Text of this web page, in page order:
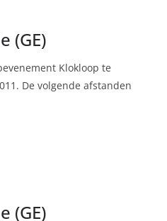
(GE)
Klokloop te
De volgende afstanden
(GE)